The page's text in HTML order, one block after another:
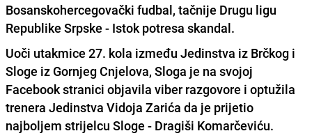
Bosanskohercegovački fudbal, tačnije Drugu ligu
Republike Srpske - Istok potresa skandal.
Uoči utakmice 27. kola između Jedinstva iz Brčkog i
Sloge iz Gornjeg Cnjelova, Sloga je na svojoj
Facebook stranici objavila viber razgovore i optužila
trenera Jedinstva Vidoja Zarića da je prijetio
najboljem strijelcu Sloge - Dragiši Komarčeviću.